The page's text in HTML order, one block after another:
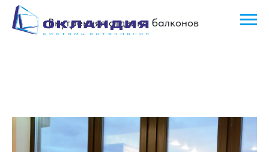
Внутренняя отделка балконов